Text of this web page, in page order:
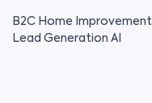
B2C Home Improvement
Lead Generation AI